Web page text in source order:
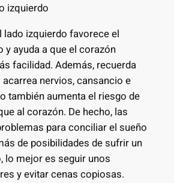
izquierdo
lado izquierdo favorece el
y ayuda a que el corazón
facilidad. Además, recuerda
nervios, cansancio e
también aumenta el riesgo de
al corazón. De hecho, las
para conciliar el sueño
de posibilidades de sufrir un
lo mejor es seguir unos
y evitar cenas copiosas.